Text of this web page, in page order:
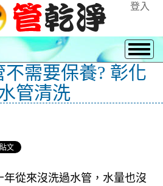
登入
需要保養? 彰化
管清洗
從來沒洗過水管，水量也沒